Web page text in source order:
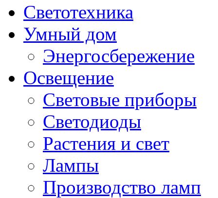
Светотехника
Умный дом
Энергосбережение
Освещение
Световые приборы
Светодиоды
Растения и свет
Лампы
Производство ламп